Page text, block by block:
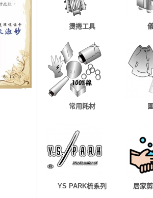
燙捲工具
常用耗材
YS PARK梳系列 居家